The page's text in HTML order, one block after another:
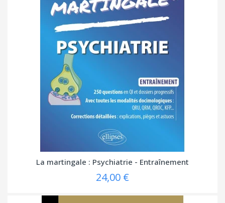
La martingale : Psychiatrie - Entraînement
24,00 €